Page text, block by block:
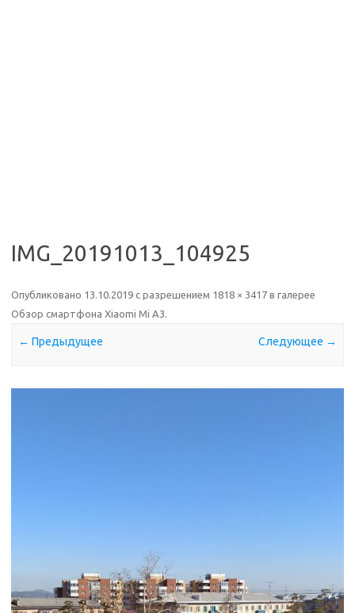
IMG_20191013_104925
Опубликовано 13.10.2019 с разрешением 1818 × 3417 в галерее
Обзор смартфона Xiaomi Mi A3.
← Предыдущее Следующее →